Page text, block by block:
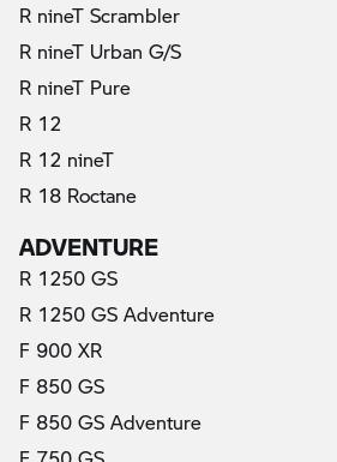
R nineT Scrambler
R nineT Urban G/S
R nineT Pure
R 12
R 12 nineT
R 18 Roctane
ADVENTURE
R 1250 GS
R 1250 GS Adventure
F 900 XR
F 850 GS
F 850 GS Adventure